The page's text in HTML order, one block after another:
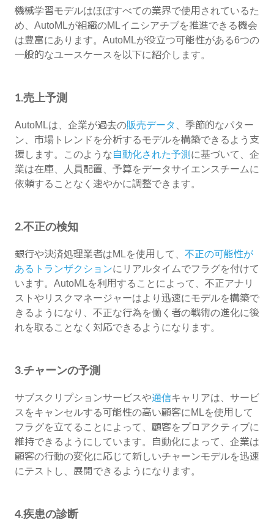
機械学習モデルはほぼすべての業界で使用されているた
め、AutoMLが組織のMLイニシアチブを推進できる機会
は豊富にあります。AutoMLが役立つ可能性がある6つの
一般的なユースケースを以下に紹介します。
1.売上予測
AutoMLは、企業が過去の販売データ
、季節的なパター
ン、市場トレンドを分析するモデルを構築できるよう支
援します。このような自動化された予測 に基づいて、企
業は在庫、人員配置、予算をデータサイエンスチームに
依頼することなく速やかに調整できます。
2.不正の検知
銀行や決済処理業者はMLを使用して、 不正の可能性が
あるトランザクションにリアルタイムでフラグを付けて
います。AutoMLを利用することによって、不正アナリ
ストやリスクマネージャーはより迅速にモデルを構築で
きるようになり、不正な行為を働く者の戦術の進化に後
れを取ることなく対応できるようになります。
3.チャーンの予測
サブスクリプションサービスや通信キャリアは、サービ
スをキャンセルする可能性の高い顧客にMLを使用して
フラグを立てることによって、顧客をプロアクティブに
維持できるようにしています。自動化によって、企業は
顧客の行動の変化に応じて新しいチャーンモデルを迅速
にテストし、展開できるようになります。
4.疾患の診断